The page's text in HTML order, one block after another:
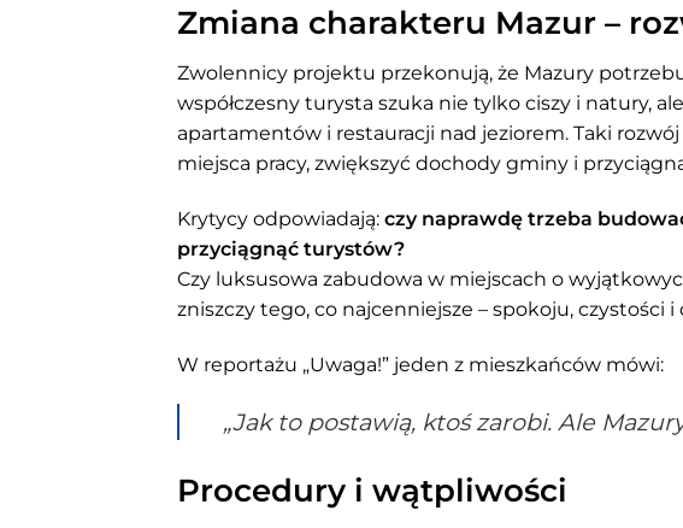
Zmiana charakteru Mazur –
Zwolennicy projektu przekonują, że Mazury
współczesny turysta szuka nie tylko ciszy i natury,
apartamentów i restauracji nad jeziorem. Taki
miejsca pracy, zwiększyć dochody gminy i
Krytycy odpowiadają: czy naprawdę trzeba
przyciągnąć turystów?
Czy luksusowa zabudowa w miejscach o
zniszczy tego, co najcenniejsze – spokoju, czystości i
W reportażu „Uwaga!” jeden z mieszkańców mówi:
„Jak to postawią, ktoś zarobi. Ale
Procedury i wątpliwości